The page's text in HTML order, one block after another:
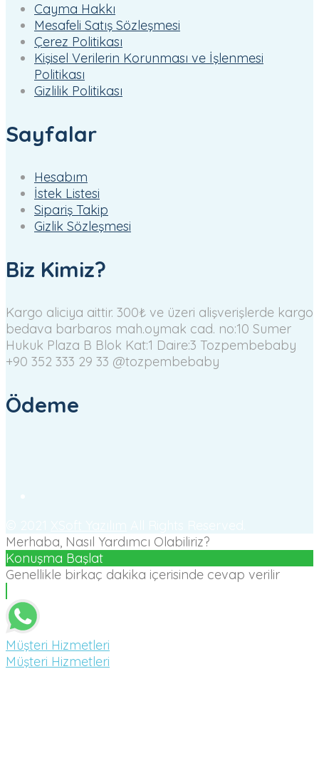
Cayma Hakkı
Mesafeli Satış Sözleşmesi
Çerez Politikası
Kişisel Verilerin Korunması ve İşlenmesi
Politikası
Gizlilik Politikası
Sayfalar
Hesabım
İstek Listesi
Sipariş Takip
Gizlik Sözleşmesi
Biz Kimiz?
Kargo aliciya aittir. 300₺ ve üzeri alişverişlerde kargo
bedava barbaros mah.oymak cad. no:10 Sumer
Hukuk Plaza B Blok Kat:1 Daire:3 Tozpembebaby
+90 352 333 29 33 @tozpembebaby
Ödeme
Merhaba, Nasıl Yardımcı Olabiliriz?
Konuşma Başlat
Genellikle birkaç dakika içerisinde cevap verilir
Müşteri Hizmetleri
Müşteri Hizmetleri